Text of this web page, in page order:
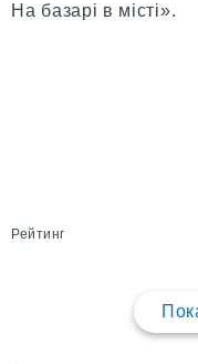
На базарі в місті».
Рейтинг